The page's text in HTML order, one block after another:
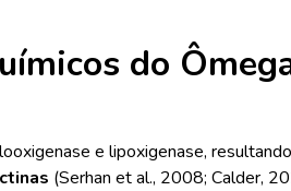
do
e lipoxigenase,
(Serhan et al., 2008; Calder,